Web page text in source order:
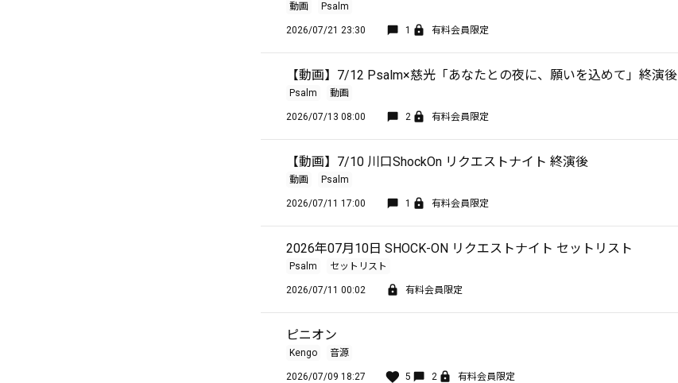
動画 Psalm
2026/07/21 23:30 1 有料会員限定
【動画】7/12 Psalm×慈光「あなたとの夜に、願いを込めて」終演後
Psalm 動画
2026/07/13 08:00 2 有料会員限定
【動画】7/10 川口ShockOn リクエストナイト 終演後
動画 Psalm
2026/07/11 17:00 1 有料会員限定
2026年07月10日 SHOCK-ON リクエストナイト セットリスト
Psalm セットリスト
2026/07/11 00:02 有料会員限定
ピニオン
Kengo 音源
2026/07/09 18:27 5 2 有料会員限定